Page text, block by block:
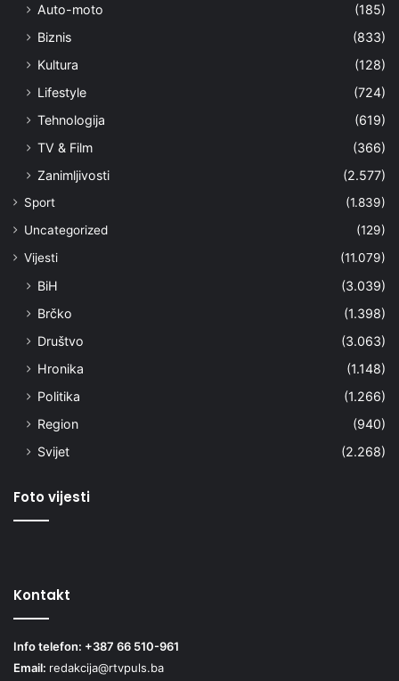
Auto-moto
(185)
Biznis
(833)
Kultura
(128)
Lifestyle
(724)
Tehnologija
(619)
TV & Film
(366)
Zanimljivosti
(2.577)
Sport
(1.839)
Uncategorized
(129)
Vijesti
(11.079)
BiH
(3.039)
Brčko
(1.398)
Društvo
(3.063)
Hronika
(1.148)
Politika
(1.266)
Region
(940)
Svijet
(2.268)
Foto vijesti
Kontakt
Info telefon: +387 66 510-961
Email: redakcija@rtvpuls.ba